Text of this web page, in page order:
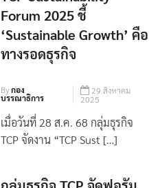
TCP Sustainability
Forum 2025 ชี้
‘Sustainable Growth’ คือ
ทางรอดธุรกิจ
Byกอง
บรรณาธิการ
29 สิงหาคม
เมื่อวันที่ 28 ส.ค. 68 กลุ่มธุรกิจ